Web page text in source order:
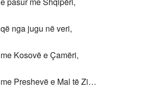
që nga jugu në veri,
me Kosovë e Çamëri,
me Preshevë e Mal të Zi…